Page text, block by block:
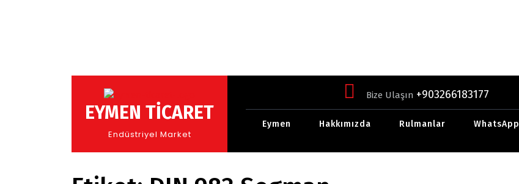
EYMEN TİCARET
Endüstriyel Market
Bize Ulaşın +903266183177
Eymen Hakkımızda Rulmanlar WhatsApp